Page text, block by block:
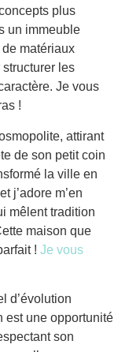
plus
un immeuble
matériaux
les
Je vous
!
attirant
de son petit coin
la ville en
j’adore m’en
mêlent tradition
maison que
! Je vous
d’évolution
est une opportunité
son